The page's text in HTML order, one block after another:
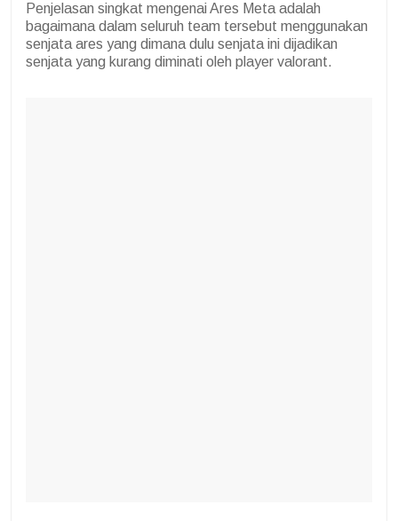
Penjelasan singkat mengenai Ares Meta adalah
bagaimana dalam seluruh team tersebut menggunakan
senjata ares yang dimana dulu senjata ini dijadikan
senjata yang kurang diminati oleh player valorant.